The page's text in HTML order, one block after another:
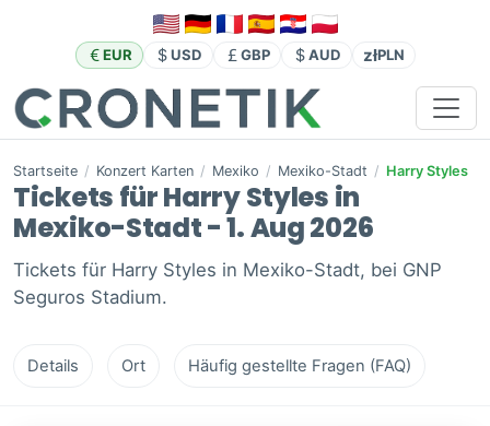
EUR USD GBP AUD złPLN
Startseite / Konzert Karten / Mexiko / Mexiko-Stadt / Harry Styles
Tickets für Harry Styles in
Mexiko-Stadt - 1. Aug 2026
Tickets für Harry Styles in Mexiko-Stadt, bei GNP
Seguros Stadium.
Details Ort Häufig gestellte Fragen (FAQ)